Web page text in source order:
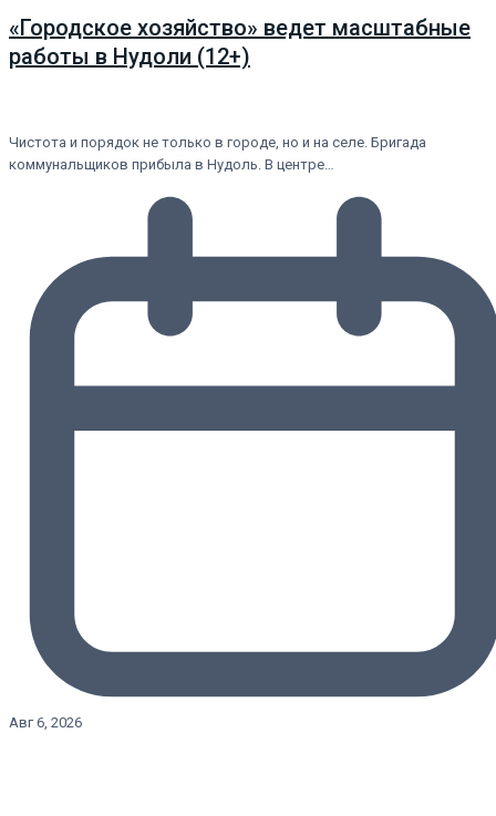
«Городское хозяйство» ведет масштабные
работы в Нудоли (12+)
Чистота и порядок не только в городе, но и на селе. Бригада
коммунальщиков прибыла в Нудоль. В центре…
Авг 6, 2026